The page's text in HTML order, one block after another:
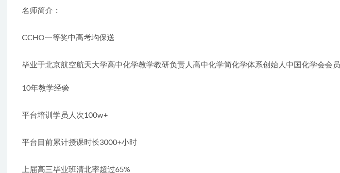
名师简介：
CCHO一等奖中高考均保送
毕业于北京航空航天大学高中化学教学教研负责人高中化学简化学体系创始人中国化学会会员
10年教学经验
平台培训学员人次100w+
平台目前累计授课时长3000+小时
上届高三毕业班清北率超过65%